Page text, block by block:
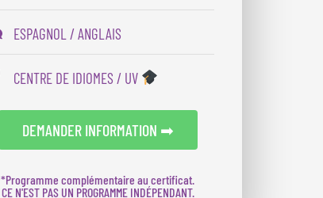
ESPAGNOL / ANGLAIS
CENTRE DE IDIOMES / UV
DEMANDER INFORMATION ➡
*Programme complémentaire au certificat.
CE N'EST PAS UN PROGRAMME INDÉPENDANT.